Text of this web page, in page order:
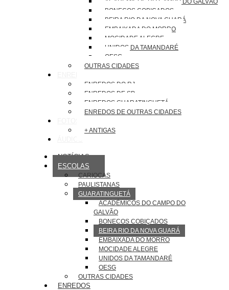
BONECOS COBIÇADOS
BEIRA RIO DA NOVA GUARÁ
EMBAIXADA DO MORRO
MOCIDADE ALEGRE
UNIDOS DA TAMANDARÉ
OESG
OUTRAS CIDADES
ENREDOS DO RJ
ENREDOS DE SP
ENREDOS GUARATINGUETÁ
ENREDOS DE OUTRAS CIDADES
+ ANTIGAS
NOTÍCIAS
ESCOLAS
CARIOCAS
PAULISTANAS
GUARATINGUETÁ
ACADÊMICOS DO CAMPO DO
GALVÃO
BONECOS COBIÇADOS
BEIRA RIO DA NOVA GUARÁ
EMBAIXADA DO MORRO
MOCIDADE ALEGRE
UNIDOS DA TAMANDARÉ
OESG
OUTRAS CIDADES
ENREDOS